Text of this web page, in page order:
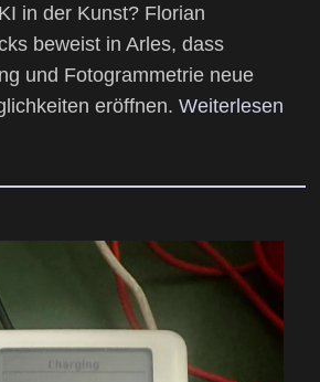
in der Kunst? Florian
beweist in Arles, dass
und Fotogrammetrie neue
eröffnen. Weiterlesen